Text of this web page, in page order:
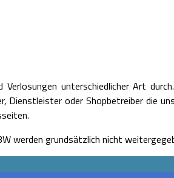
Verlosungen unterschiedlicher Art
oder Shopbetreiber die
werden grundsätzlich nicht